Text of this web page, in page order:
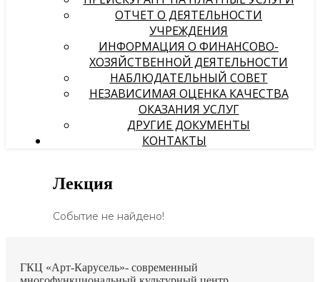
ОТЧЕТ О ДЕЯТЕЛЬНОСТИ
УЧРЕЖДЕНИЯ
ИНФОРМАЦИЯ О ФИНАНСОВО-
ХОЗЯЙСТВЕННОЙ ДЕЯТЕЛЬНОСТИ
НАБЛЮДАТЕЛЬНЫЙ СОВЕТ
НЕЗАВИСИМАЯ ОЦЕНКА КАЧЕСТВА
ОКАЗАНИЯ УСЛУГ
ДРУГИЕ ДОКУМЕНТЫ
КОНТАКТЫ
Лекция
Событие не найдено!
ГКЦ «Арт-Карусель»- современный